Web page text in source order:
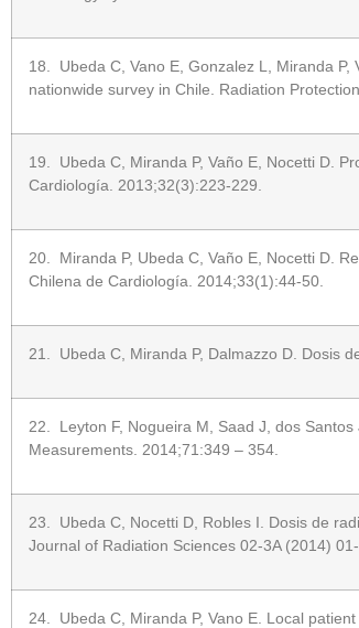
18. Ubeda C, Vano E, Gonzalez L, Miranda
nationwide survey in Chile. Radiation
19. Ubeda C, Miranda P, Vaño E, Nocetti D.
Cardiología. 2013;32(3):223-229.
20. Miranda P, Ubeda C, Vaño E, Nocetti D.
Chilena de Cardiología. 2014;33(1):44-50.
21. Ubeda C, Miranda P, Dalmazzo D. Dosis
22. Leyton F, Nogueira M, Saad J, dos
Measurements. 2014;71:349 – 354.
23. Ubeda C, Nocetti D, Robles I. Dosis de
Journal of Radiation Sciences 02-3A (2014)
24. Ubeda C, Miranda P, Vano E. Local